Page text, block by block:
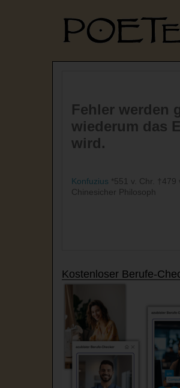
Fehler werden
wiederum das
wird.
Konfuzius *551 v. Chr. †479
Chinesicher Philosoph
Kostenloser Berufe-